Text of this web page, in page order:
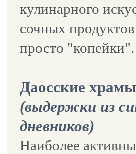
кулинарного
сочных
просто "копейки".
Даосские
(выдержки из
дневников)
Наиболее